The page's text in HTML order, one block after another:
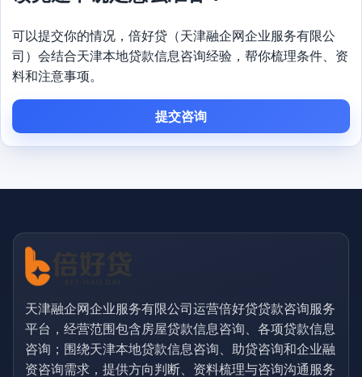
可以提交你的情况，倍好贷（天津融企网企业服务有限公
司）会结合天津本地贷款信息咨询经验，帮你梳理条件、资
料和注意事项。
提交咨询
天津融企网企业服务有限公司运营倍好贷贷款咨询服务
平台，经营范围包含房屋贷款信息咨询、各项贷款信息
咨询；围绕天津本地贷款信息咨询、助贷咨询和企业融
资咨询需求，提供方向判断、资料梳理与咨询沟通服务